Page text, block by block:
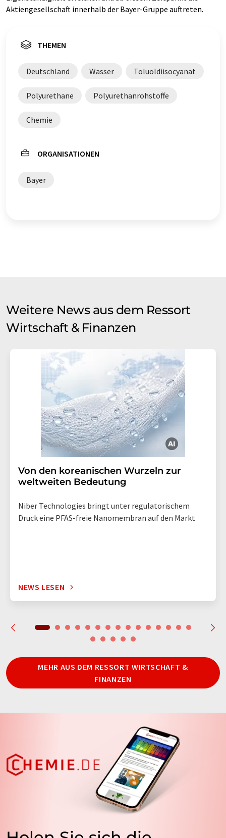
Aktiengesellschaft innerhalb der Bayer-Gruppe auftreten.
THEMEN
Deutschland Wasser Toluoldiisocyanat
Polyurethane Polyurethanrohstoffe
Chemie
ORGANISATIONEN
Bayer
Weitere News aus dem Ressort
Wirtschaft & Finanzen
Von den koreanischen Wurzeln zur
weltweiten Bedeutung
Niber Technologies bringt unter regulatorischem
Druck eine PFAS-freie Nanomembran auf den Markt
NEWS LESEN
MEHR AUS DEM RESSORT WIRTSCHAFT &
FINANZEN